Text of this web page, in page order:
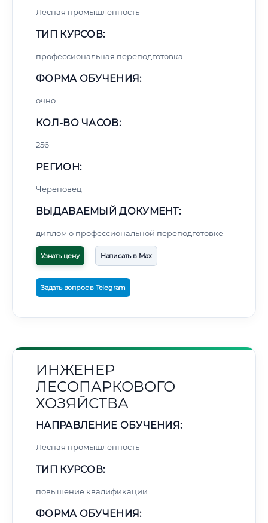
Лесная промышленность
ТИП КУРСОВ:
профессиональная переподготовка
ФОРМА ОБУЧЕНИЯ:
очно
КОЛ-ВО ЧАСОВ:
256
РЕГИОН:
Череповец
ВЫДАВАЕМЫЙ ДОКУМЕНТ:
диплом о профессиональной переподготовке
Узнать цену Написать в Max
Задать вопрос в Telegram
ИНЖЕНЕР
ЛЕСОПАРКОВОГО
ХОЗЯЙСТВА
НАПРАВЛЕНИЕ ОБУЧЕНИЯ:
Лесная промышленность
ТИП КУРСОВ:
повышение квалификации
ФОРМА ОБУЧЕНИЯ: